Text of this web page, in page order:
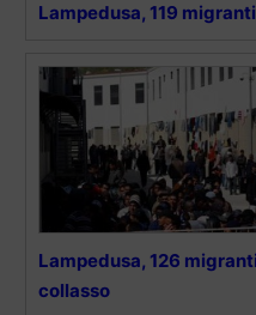
Lampedusa, 119
Lampedusa, 126
collasso